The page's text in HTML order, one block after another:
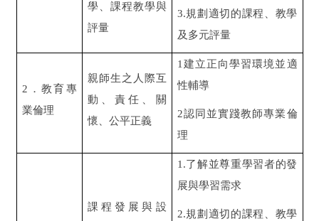
學、課程教學與
評量
3.規劃適切的課程、教學
及多元評量
2．教育專
業倫理
親師生之人際互
動、責任、關
懷、公平正義
1 建立正向學習環境並適
性輔導
2認同並實踐教師專業倫
理
課程發展與設
1.了解並尊重學習者的發
展與學習需求
2.規劃適切的課程、教學